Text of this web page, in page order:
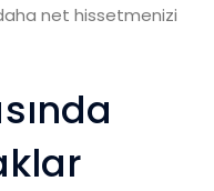
daha net hissetmenizi